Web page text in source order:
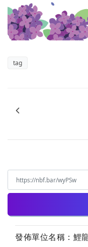
tag
發佈單位名稱：鯉